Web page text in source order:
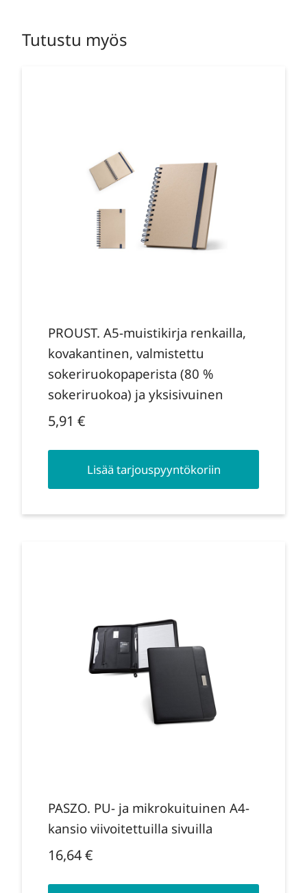
Tutustu myös
PROUST. A5-muistikirja renkailla,
kovakantinen, valmistettu
sokeriruokopaperista (80 %
sokeriruokoa) ja yksisivuinen
5,91 €
Lisää tarjouspyyntökoriin
PASZO. PU- ja mikrokuituinen A4-
kansio viivoitettuilla sivuilla
16,64€